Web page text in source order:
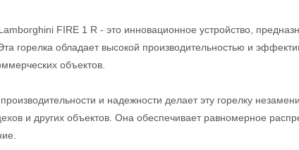
FIRE 1 R - это инновационное устройство,
горелка обладает высокой производительностью и
объектов.
и надежности делает эту горелку
и других объектов. Она обеспечивает равномерное